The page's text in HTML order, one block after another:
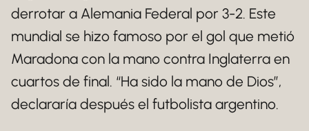
derrotar a Alemania Federal por 3-2. Este
mundial se hizo famoso por el gol que metió
Maradona con la mano contra Inglaterra en
cuartos de final. “Ha sido la mano de Dios”,
declararía después el futbolista argentino.